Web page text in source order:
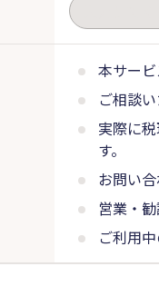
本サービ
ご相談
実際に
す。
お問い
営業・
ご利用